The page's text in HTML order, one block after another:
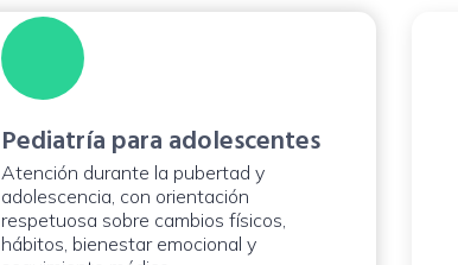
Pediatría para adolescentes
Atención durante la pubertad y
adolescencia, con orientación
respetuosa sobre cambios físicos,
hábitos, bienestar emocional y